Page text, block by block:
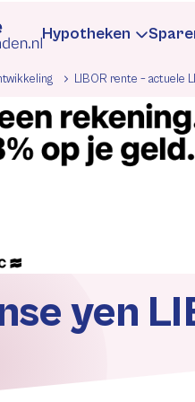
Hypotheken
LIBOR rente – actuele
yen